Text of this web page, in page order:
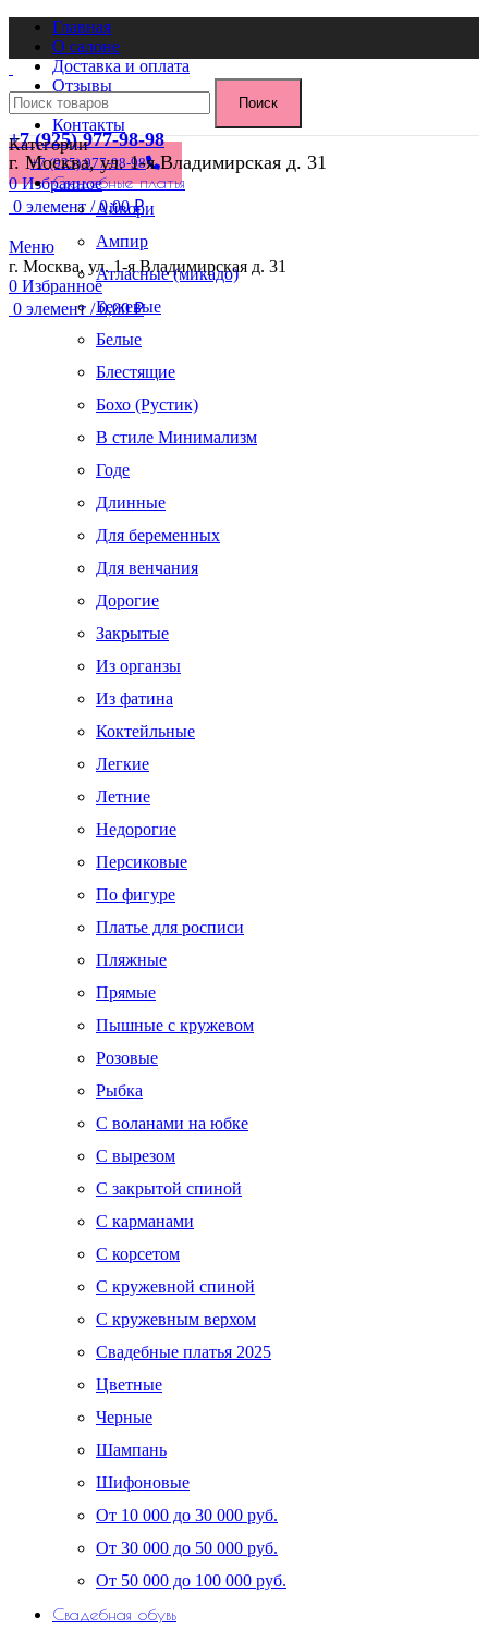
Главная
О салоне
Доставка и оплата
Отзывы
Блог
Контакты
+7 (925) 977-98-98
Поиск
+7 (925) 977-98-98
г. Москва, ул. 1-я Владимирская д. 31
0Избранное
0 элемент / 0,00₽
Меню
г. Москва, ул. 1-я Владимирская д. 31
0 Избранное
0 элемент / 0,00₽
Категории
Свадебные платья
Айвори
Ампир
Атласные (микадо)
Бежевые
Белые
Блестящие
Бохо (Рустик)
В стиле Минимализм
Годе
Длинные
Для беременных
Для венчания
Дорогие
Закрытые
Из органзы
Из фатина
Коктейльные
Легкие
Летние
Недорогие
Персиковые
По фигуре
Платье для росписи
Пляжные
Прямые
Пышные с кружевом
Розовые
Рыбка
С воланами на юбке
С вырезом
С закрытой спиной
С карманами
С корсетом
С кружевной спиной
С кружевным верхом
Свадебные платья 2025
Цветные
Черные
Шампань
Шифоновые
От 10 000 до 30 000 руб.
От 30 000 до 50 000 руб.
От 50 000 до 100 000 руб.
Свадебная обувь